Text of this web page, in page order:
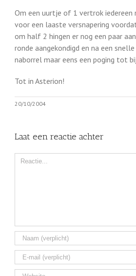
Om een uurtje of 1 vertrok iedereen
voor een laaste versnapering
om half 2 hingen er nog een paar
ronde aangekondigd en na een
naborrel maar eens een poging tot
Tot in Asterion!
20/10/2004
Laat een reactie achter
Comment